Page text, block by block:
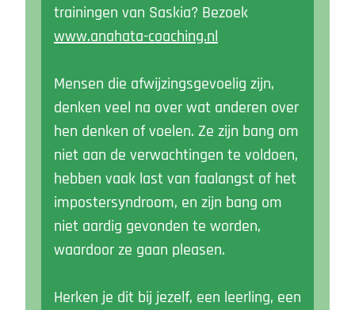
trainingen van Saskia? Bezoek
www.anahata-coaching.nl
Mensen die afwijzingsgevoelig zijn,
denken veel na over wat anderen over
hen denken of voelen. Ze zijn bang om
niet aan de verwachtingen te voldoen,
hebben vaak last van faalangst of het
impostersyndroom, en zijn bang om
niet aardig gevonden te worden,
waardoor ze gaan pleasen.
Herken je dit bij jezelf, een leerling, een